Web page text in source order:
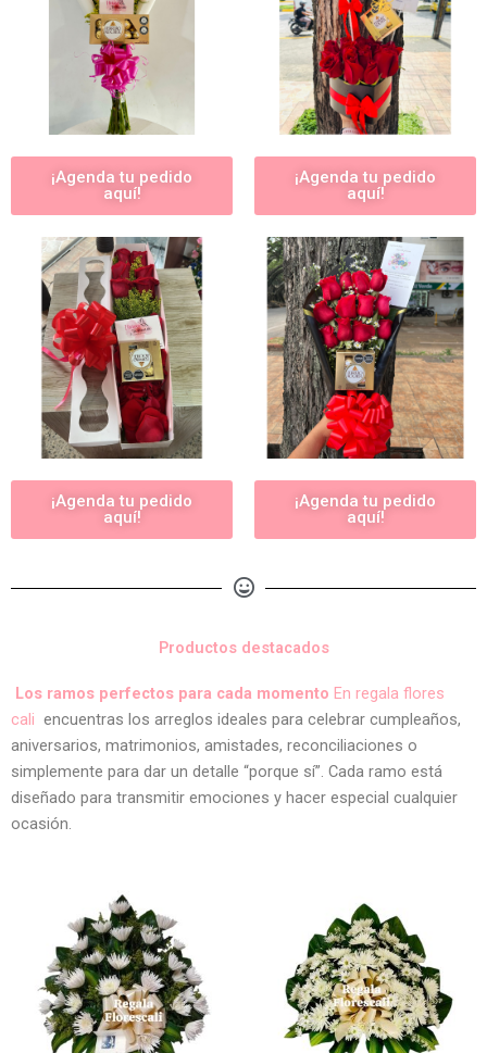
¡Agenda tu pedido
aquí!
¡Agenda tu pedido
aquí!
¡Agenda tu pedido
aquí!
¡Agenda tu pedido
aquí!
Productos destacados
Los ramos perfectos para cada momento En regala flores
cali encuentras los arreglos ideales para celebrar cumpleaños,
aniversarios, matrimonios, amistades, reconciliaciones o
simplemente para dar un detalle “porque sí”. Cada ramo está
diseñado para transmitir emociones y hacer especial cualquier
ocasión.